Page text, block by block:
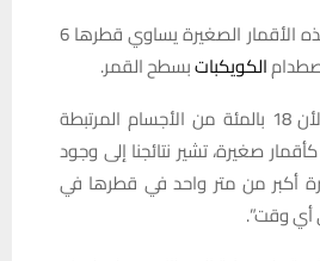
وتعتقد الباحثون إن هذه الأقمار الصغيرة يساوي قطرها 6
الكويكباتبسطح القمر.
وقال الباحثون: “نظرا لأن 18 بالمئة من الأجسام المرتبطة
صغيرة، تشير نتائجنا إلى وجود
صغيرة أكبر من متر واحد في قطرها في
أي وقت”.